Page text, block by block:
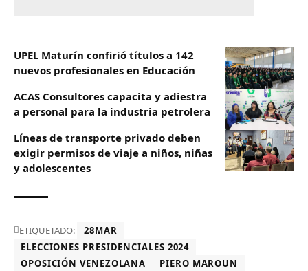
UPEL Maturín confirió títulos a 142
nuevos profesionales en Educación
ACAS Consultores capacita y adiestra
a personal para la industria petrolera
Líneas de transporte privado deben
exigir permisos de viaje a niños, niñas
y adolescentes
ETIQUETADO:
28MAR
ELECCIONES PRESIDENCIALES 2024
OPOSICIÓN VENEZOLANA
PIERO MAROUN